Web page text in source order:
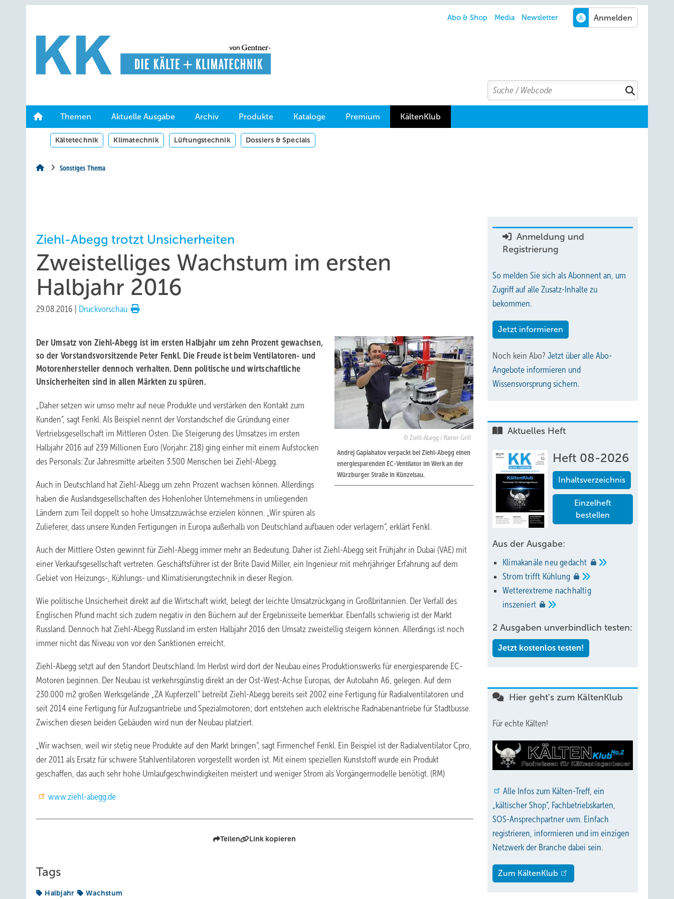
Hauptinhalt
Hauptmenü
Abo & Shop Media Newsletter
Search
Suchen
Themen Aktuelle Ausgabe Archiv Produkte Kataloge Premium KältenKlub
Kältetechnik Klimatechnik Lüftungstechnik Dossiers & Specials
Sonstiges Thema
Ziehl-Abegg trotzt Unsicherheiten
Zweistelliges Wachstum im ersten
Halbjahr 2016
29.08.2016 Druckvorschau
Ziehl-Abegg / Rainer Grill
Andrej Gaplahatov verpackt bei Ziehl-Abegg einen
energiesparenden EC-Ventilator im Werk an der
Würzburger Straße in Künzelsau.
Der Umsatz von Ziehl-Abegg ist im ersten Halbjahr um zehn Prozent gewachsen,
so der Vorstandsvorsitzende Peter Fenkl. Die Freude ist beim Ventilatoren- und
Motorenhersteller dennoch verhalten. Denn politische und wirtschaftliche
Unsicherheiten sind in allen Märkten zu spüren.
„Daher setzen wir umso mehr auf neue Produkte und verstärken den Kontakt zum
Kunden“, sagt Fenkl. Als Beispiel nennt der Vorstandschef die Gründung einer
Vertriebsgesellschaft im Mittleren Osten. Die Steigerung des Umsatzes im ersten
Halbjahr 2016 auf 239 Millionen Euro (Vorjahr: 218) ging einher mit einem Aufstocken
des Personals: Zur Jahresmitte arbeiten 3.500 Menschen bei Ziehl-Abegg.
Auch in Deutschland hat Ziehl-Abegg um zehn Prozent wachsen können. Allerdings
haben die Auslandsgesellschaften des Hohenloher Unternehmens in umliegenden
Ländern zum Teil doppelt so hohe Umsatzzuwächse erzielen können. „Wir spüren als
Zulieferer, dass unsere Kunden Fertigungen in Europa außerhalb von Deutschland aufbauen oder verlagern“, erklärt Fenkl.
Auch der Mittlere Osten gewinnt für Ziehl-Abegg immer mehr an Bedeutung. Daher ist Ziehl-Abegg seit Frühjahr in Dubai (VAE) mit
einer Verkaufsgesellschaft vertreten. Geschäftsführer ist der Brite David Miller, ein Ingenieur mit mehrjähriger Erfahrung auf dem
Gebiet von Heizungs-, Kühlungs- und Klimatisierungstechnik in dieser Region.
Wie politische Unsicherheit direkt auf die Wirtschaft wirkt, belegt der leichte Umsatzrückgang in Großbritannien. Der Verfall des
Englischen Pfund macht sich zudem negativ in den Büchern auf der Ergebnisseite bemerkbar. Ebenfalls schwierig ist der Markt
Russland. Dennoch hat Ziehl-Abegg Russland im ersten Halbjahr 2016 den Umsatz zweistellig steigern können. Allerdings ist noch
immer nicht das Niveau von vor den Sanktionen erreicht.
Ziehl-Abegg setzt auf den Standort Deutschland. Im Herbst wird dort der Neubau eines Produktionswerks für energiesparende EC-
Motoren beginnen. Der Neubau ist verkehrsgünstig direkt an der Ost-West-Achse Europas, der Autobahn A6, gelegen. Auf dem
230.000 m2 großen Werksgelände „ZA Kupferzell“ betreibt Ziehl-Abegg bereits seit 2002 eine Fertigung für Radialventilatoren und
seit 2014 eine Fertigung für Aufzugsantriebe und Spezialmotoren; dort entstehen auch elektrische Radnabenantriebe für Stadtbusse.
Zwischen diesen beiden Gebäuden wird nun der Neubau platziert.
„Wir wachsen, weil wir stetig neue Produkte auf den Markt bringen“, sagt Firmenchef Fenkl. Ein Beispiel ist der Radialventilator Cpro,
der 2011 als Ersatz für schwere Stahlventilatoren vorgestellt worden ist. Mit einem speziellen Kunststoff wurde ein Produkt
geschaffen, das auch sehr hohe Umlaufgeschwindigkeiten meistert und weniger Strom als Vorgängermodelle benötigt. (RM)
www.ziehl-abegg.de
Teilen Link kopieren
Tags
Halbjahr Wachstum
Anmeldung und
Registrierung
So melden Sie sich als Abonnent an, um
Zugriff auf alle Zusatz-Inhalte zu
bekommen.
Jetzt informieren
Noch kein Abo? Jetzt über alle Abo-
Angebote informieren und
Wissensvorsprung sichern.
Aktuelles Heft
Heft 08-2026
Inhaltsverzeichnis
Einzelheft
bestellen
Aus der Ausgabe:
Klimakanäle neugedacht
Strom trifft Kühlung
Wetterextreme nachhaltig
inszeniert
2 Ausgaben unverbindlich testen:
Jetzt kostenlos testen!
Hier geht's zum KältenKlub
Für echte Kälten!
Alle Infos zum Kälten-Treff, ein
„kältischer Shop“, Fachbetriebskarten,
SOS-Ansprechpartner uvm. Einfach
registrieren, informieren und im einzigen
Netzwerk der Branche dabei sein.
Zum KältenKlub